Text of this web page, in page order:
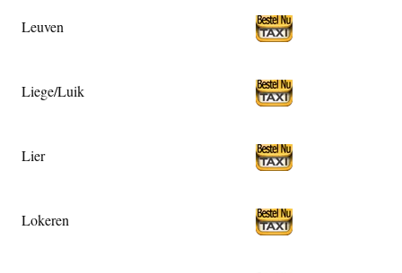
Leuven
Liege/Luik
Lier
Lokeren